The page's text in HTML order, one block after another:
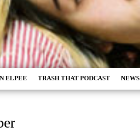
ELPEE TRASH THAT PODCAST NEWS